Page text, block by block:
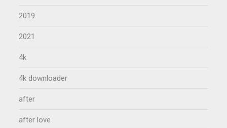
2019
2021
4k
4k downloader
after
after love